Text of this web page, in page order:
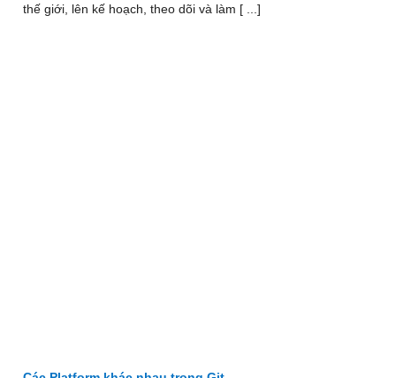
thế giới, lên kế hoạch, theo dõi và làm [ ...]